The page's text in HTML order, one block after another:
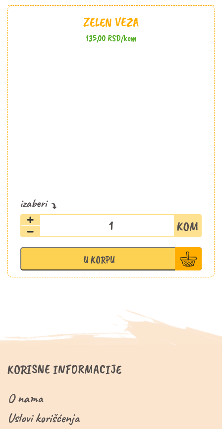
ZELEN VEZA
135,00RSD/kom
Zelen
veza
U KORPU
KORISNE INFORMACIJE
O nama
Uslovi korišćenja